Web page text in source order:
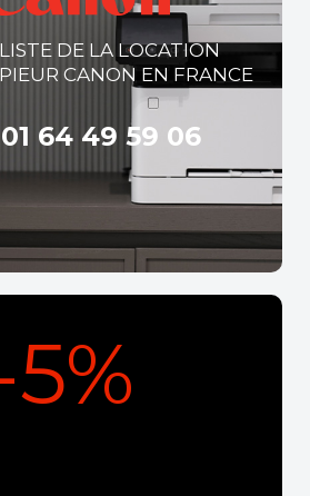
DE LA LOCATION
CANON EN FRANCE
01 64 49 59 06